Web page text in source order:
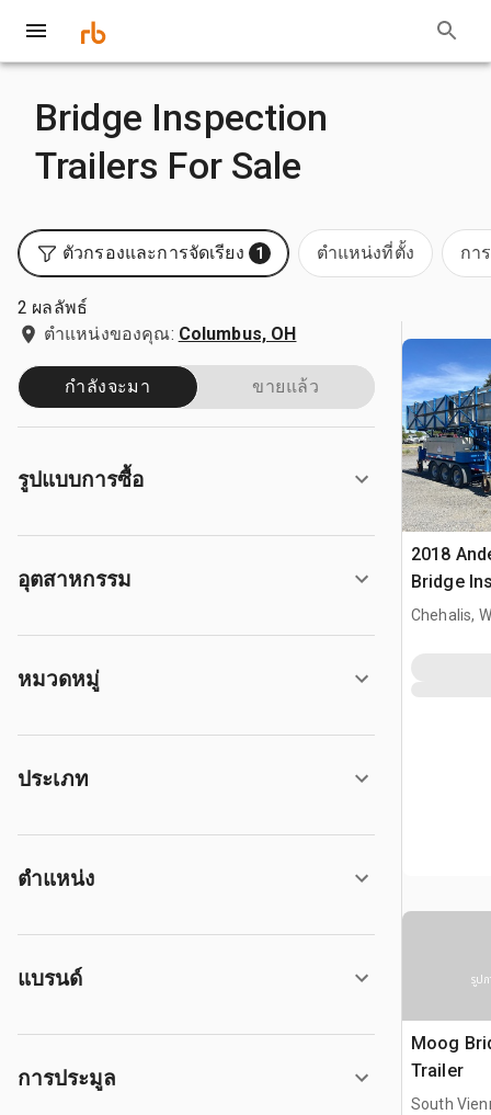
Bridge Inspection
Trailers For Sale
ตัวกรองและการจัดเรียง 1 ตำแหน่งที่ตั้ง กา
2 ผลลัพธ์
ตำแหน่งของคุณ: Columbus, OH
กำลังจะมา ขายแล้ว
รูปแบบการซื้อ
อุตสาหกรรม
หมวดหมู่
ประเภท
ตำแหน่ง
แบรนด์
การประมูล
2018
Bridge
Chehalis,
รูปภ
Moog
Trailer
South